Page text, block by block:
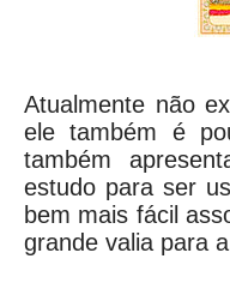
Atualmente não
ele também é
também
estudo para ser
bem mais fácil
grande valia para